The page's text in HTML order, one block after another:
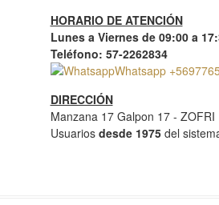
HORARIO DE ATENCIÓN
Lunes a Viernes de 09:00 a
Teléfono: 57-2262834
Whatsapp
DIRECCIÓN
Manzana 17 Galpon 17 - ZOFRI
Usuarios desde 1975del